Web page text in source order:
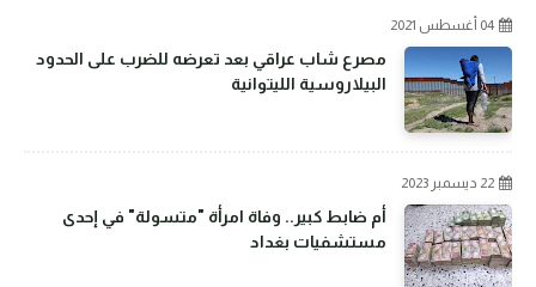
04 أغسطس 2021
مصرع شاب عراقي بعد تعرضه للضرب على الحدود
البيلاروسية الليتوانية
22 ديسمبر 2023
أم ضابط كبير.. وفاة امرأة "متسولة" في إحدى
مستشفيات بغداد